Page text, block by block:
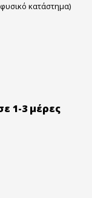
κατάστημα)
1-3 μέρες